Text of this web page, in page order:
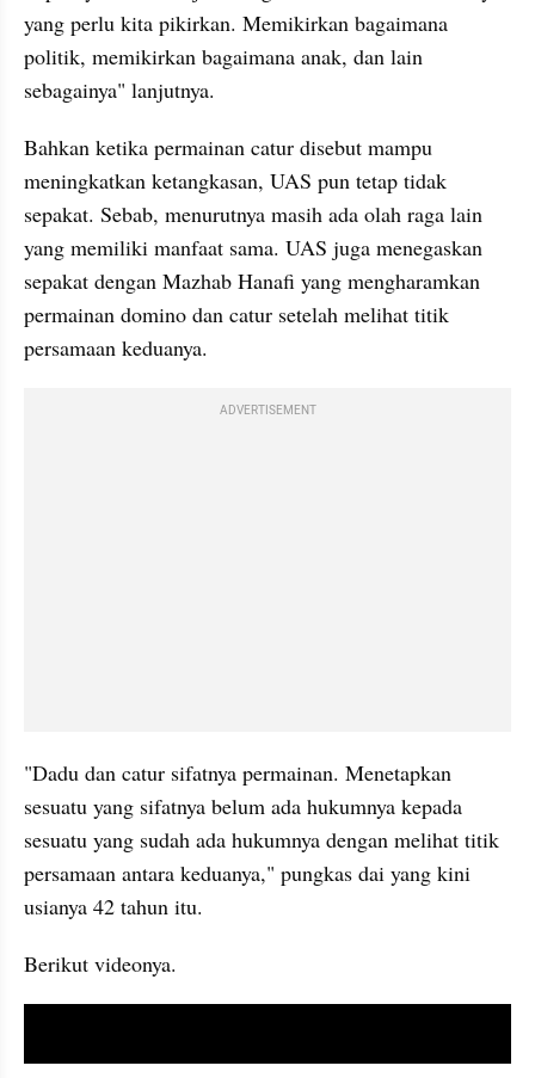
yang perlu kita pikirkan. Memikirkan bagaimana
politik, memikirkan bagaimana anak, dan lain
sebagainya" lanjutnya.
Bahkan ketika permainan catur disebut mampu
meningkatkan ketangkasan, UAS pun tetap tidak
sepakat. Sebab, menurutnya masih ada olah raga lain
yang memiliki manfaat sama. UAS juga menegaskan
sepakat dengan Mazhab Hanafi yang mengharamkan
permainan domino dan catur setelah melihat titik
persamaan keduanya.
ADVERTISEMENT
"Dadu dan catur sifatnya permainan. Menetapkan
sesuatu yang sifatnya belum ada hukumnya kepada
sesuatu yang sudah ada hukumnya dengan melihat titik
persamaan antara keduanya," pungkas dai yang kini
usianya 42 tahun itu.
Berikut videonya.